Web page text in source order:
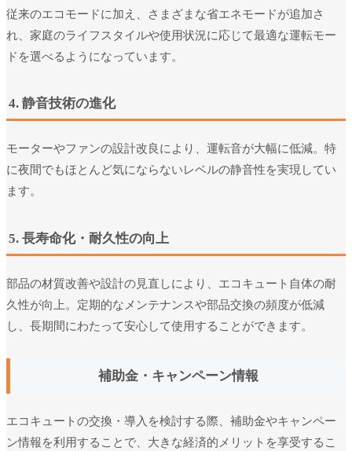
従来のエコモードに加え、さまざまな省エネモードが追加さ
れ、家庭のライフスタイルや使用状況に応じて最適な運転モー
ドを選べるようになっています。
4. 静音技術の進化
モーターやファンの設計改良により、運転音が大幅に低減。特
に夜間でもほとんど気にならないレベルの静音性を実現してい
ます。
5. 長寿命化・耐久性の向上
部品の材質改善や設計の見直しにより、エコキュート自体の耐
久性が向上。定期的なメンテナンスや部品交換の頻度が低減
し、長期間にわたって安心して使用することができます。
補助金・キャンペーン情報
エコキュートの交換・導入を検討する際、補助金やキャンペー
ン情報を利用することで、大きな経済的メリットを享受するこ